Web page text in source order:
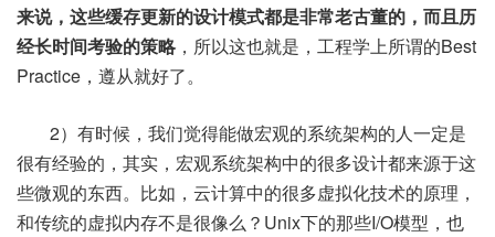
来说，这些缓存更新的设计模式都是非常老古董的，而且历
经长时间考验的策略，所以这也就是，工程学上所谓的Best
Practice，遵从就好了。
2）有时候，我们觉得能做宏观的系统架构的人一定是
很有经验的，其实，宏观系统架构中的很多设计都来源于这
些微观的东西。比如，云计算中的很多虚拟化技术的原理，
和传统的虚拟内存不是很像么？Unix下的那些I/O模型，也